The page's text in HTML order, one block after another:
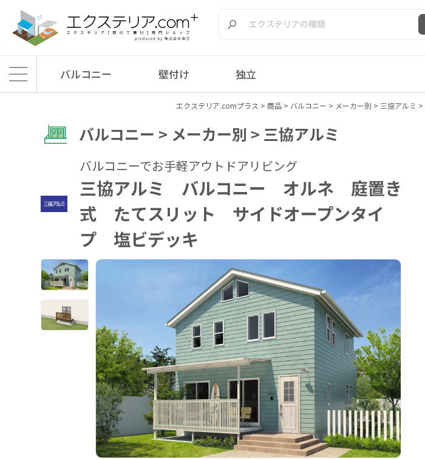
バルコニー 壁付け 独立
エクステリア.comプラス > 商品> バルコニー > メーカー別 > 三協アルミ >
バルコニー > メーカー別 > 三協アルミ
バルコニーでお手軽アウトドアリビング
三協アルミ バルコニー オルネ 庭置き
式 たてスリット サイドオープンタイ
プ 塩ビデッキ